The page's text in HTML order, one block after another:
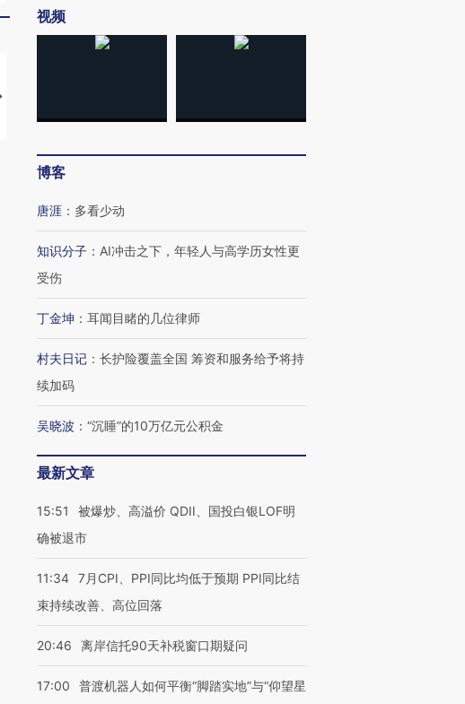
【推广】走进第四届链博
视频
博客
唐涯 ： 多看少动
知识分子 ： AI冲击之下，年轻人与高学历女性更
受伤
丁金坤 ： 耳闻目睹的几位律师
村夫日记 ： 长护险覆盖全国 筹资和服务给予将持
续加码
吴晓波 ： “沉睡”的10万亿元公积金
最新文章
15:51
被爆炒、高溢价 QDII、国投白银LOF明
确被退市
11:34 7月CPI、PPI同比均低于预期 PPI同比结
束持续改善、高位回落
20:46 离岸信托90天补税窗口期疑问
17:00
普渡机器人如何平衡“脚踏实地”与“仰望星